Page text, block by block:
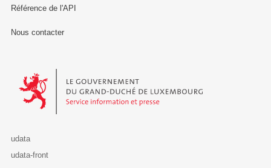
Référence de l'API
Nous contacter
Le Gouvernement du Grand-Duché de Luxembourg - Service
udata
udata-front